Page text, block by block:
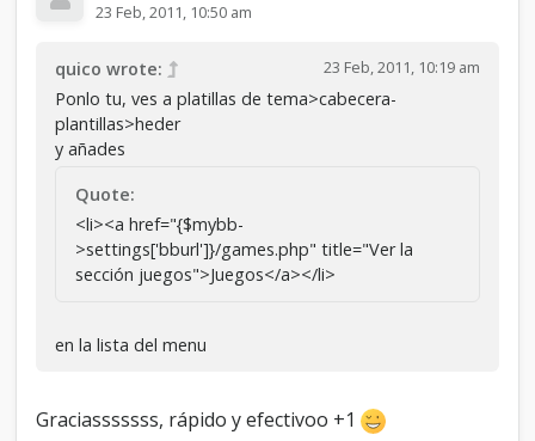
23 Feb, 2011, 10:50 am
23 Feb, 2011, 10:19 am
quico wrote:
Ponlo tu, ves a platillas de tema>cabecera-
plantillas>heder
y añades
Quote:
<li><a href="{$mybb-
>settings['bburl']}/games.php" title="Ver la
sección juegos">Juegos</a></li>
en la lista del menu
Graciasssssss, rápido y efectivoo +1